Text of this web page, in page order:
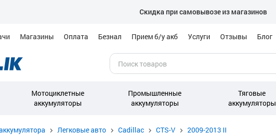
Скидка при самовывозе из магазинов
Магазины Оплата Безнал Прием б/у акб Услуги Отзывы Блог
Мотоциклетные
аккумуляторы
Промышленные
аккумуляторы
Тяговые
аккумуляторы
Легковые авто Cadillac CTS-V 2009-2013 II